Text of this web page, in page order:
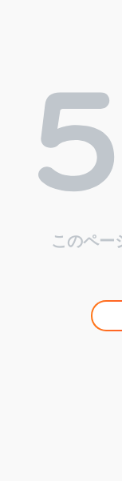
このペー